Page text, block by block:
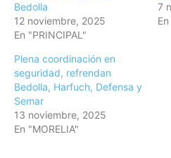
Bedolla
12 noviembre, 2025
En "PRINCIPAL"
7
Plena coordinación en
seguridad, refrendan
Bedolla, Harfuch, Defensa y
Semar
13 noviembre, 2025
En "MORELIA"